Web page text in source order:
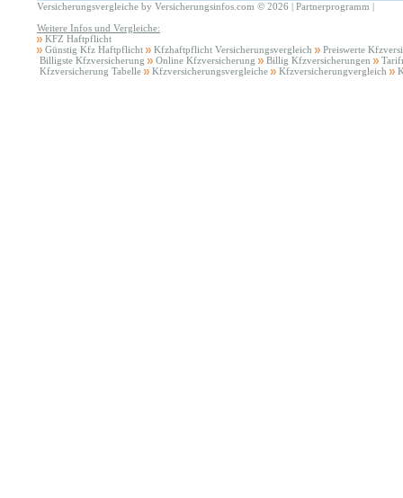
Versicherungsvergleiche by Versicherungsinfos.com © 2026 | Partnerprogramm |
Weitere Infos und Vergleiche:
KFZ Haftpflicht
Günstig Kfz Haftpflicht
Kfzhaftpflicht Versicherungsvergleich
Preiswerte
Billigste Kfzversicherung
Online Kfzversicherung Billig Kfzversicherungen
Kfzversicherung Tabelle
Kfzversicherungsvergleiche Kfzversicherungvergleich